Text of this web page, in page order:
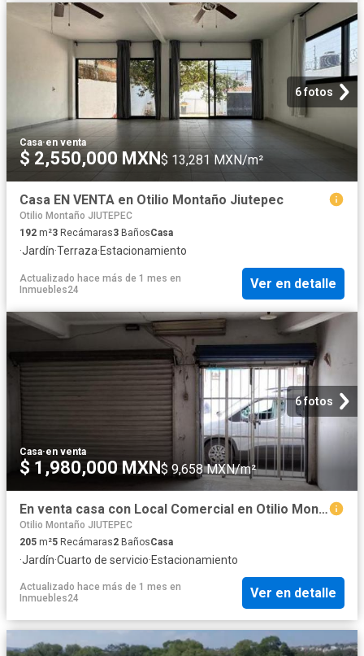
6 fotos
Casa·en venta
$ 2,550,000 MXN$ 13,281 MXN/m²
Casa EN VENTA en Otilio Montaño Jiutepec
Otilio Montaño JIUTEPEC
192 m²3 Recámaras3 BañosCasa
·Jardín·Terraza·Estacionamiento
Actualizado hace más de 1 mes en
Inmuebles24
Ver en detalle
6 fotos
Casa·en venta
$ 1,980,000 MXN$ 9,658 MXN/m²
En venta casa con Local Comercial en Otilio Montaño
Otilio Montaño JIUTEPEC
205 m²5 Recámaras2 BañosCasa
·Jardín·Cuarto de servicio·Estacionamiento
Actualizado hace más de 1 mes en
Inmuebles24
Ver en detalle